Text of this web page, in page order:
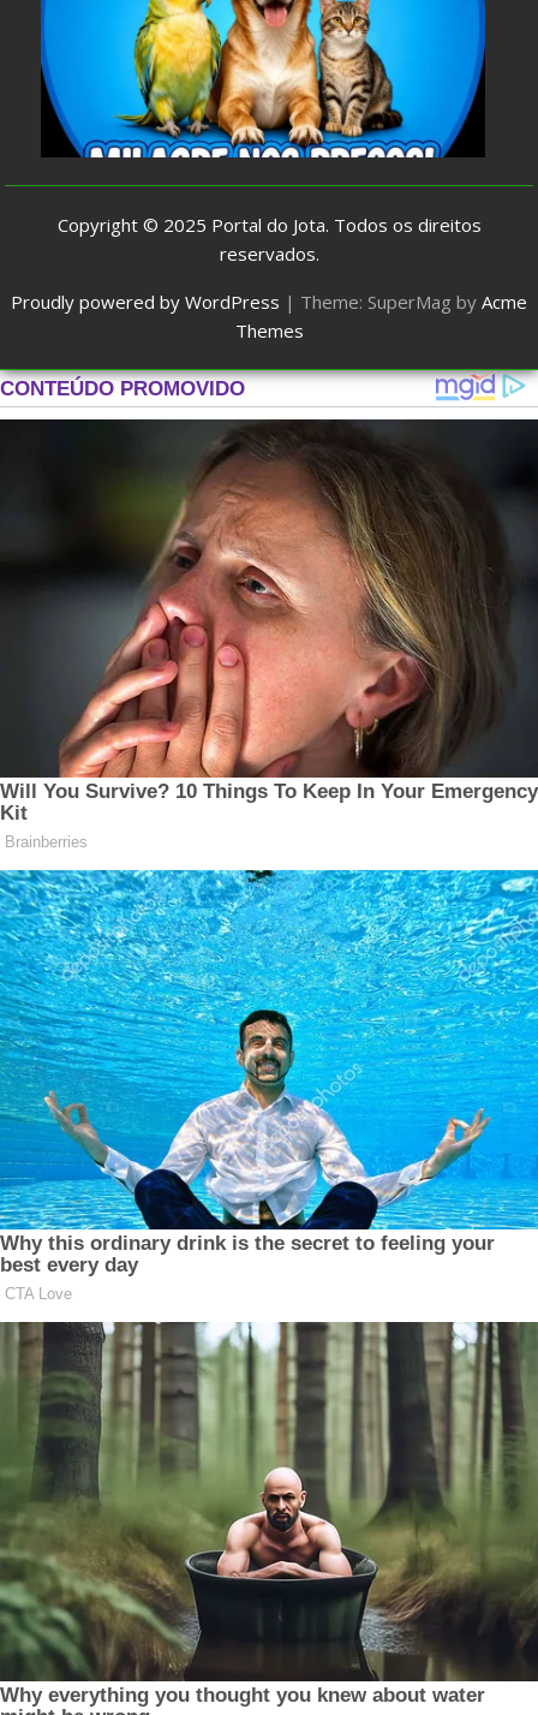
Copyright © 2025 Portal do Jota. Todos os direitos
reservados.
Proudly powered by WordPress | Theme: SuperMag by Acme
Themes